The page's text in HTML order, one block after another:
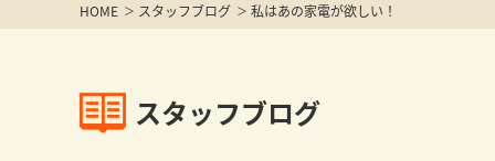
HOME スタッフブログ 私はあの家電が欲しい！
スタッフブログ